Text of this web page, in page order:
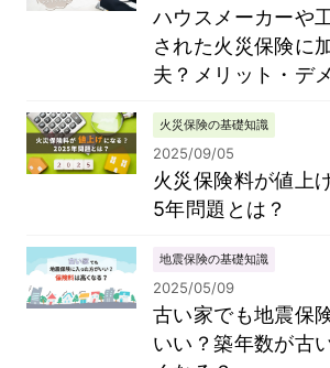
ハウスメーカーや
された火災保険に
夫？メリット・デ
火災保険の基礎知識
2025/09/05
火災保険料が値上
5年問題とは？
地震保険の基礎知識
2025/05/09
古い家でも地震保
いい？築年数が古